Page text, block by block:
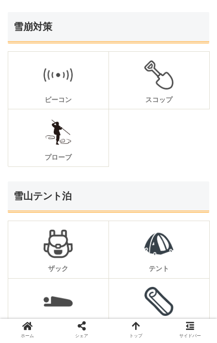
雪崩対策
ビーコン スコップ
プローブ
雪山テント泊
ザック テント
ホーム シェア トップ サイドバー